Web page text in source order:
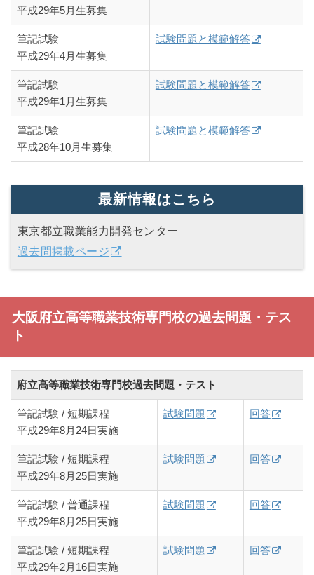
平成29年5月生募集
筆記試験
平成29年4月生募集
試験問題と模範解答
筆記試験
平成29年1月生募集
試験問題と模範解答
筆記試験
平成28年10月生募集
試験問題と模範解答
最新情報はこちら
東京都立職業能力開発センター
過去問掲載ページ
大阪府立高等職業技術専門校の過去問題・テス
ト
府立高等職業技術専門校過去問題・テスト
筆記試験 / 短期課程
平成29年8月24日実施
試験問題 回答
筆記試験 / 短期課程
平成29年8月25日実施
試験問題 回答
筆記試験 / 普通課程
平成29年8月25日実施
試験問題 回答
筆記試験 / 短期課程
平成29年2月16日実施
試験問題 回答